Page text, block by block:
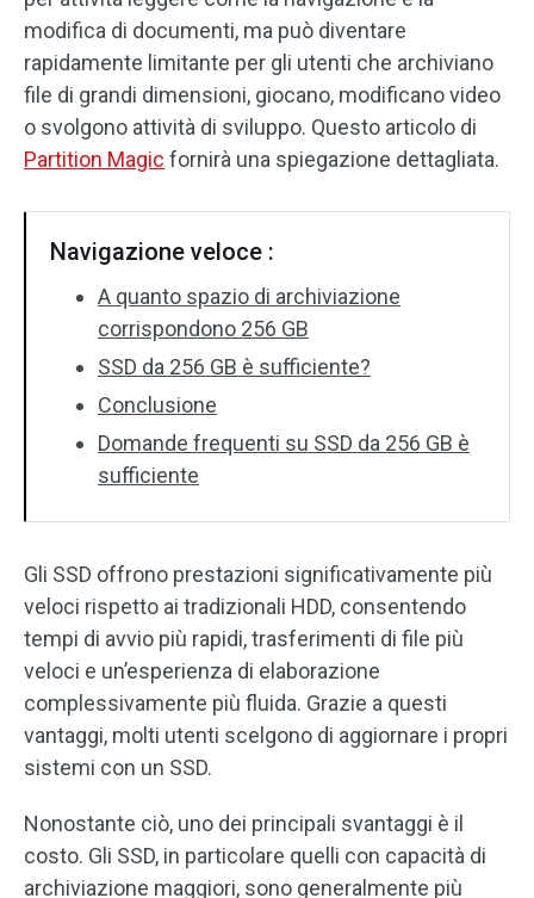
modifica di documenti, ma può diventare
rapidamente limitante per gli utenti che archiviano
file di grandi dimensioni, giocano, modificano video
o svolgono attività di sviluppo. Questo articolo di
Partition Magic fornirà una spiegazione dettagliata.
Navigazione veloce :
A quanto spazio di archiviazione
corrispondono 256 GB
SSD da 256 GB è sufficiente?
Conclusione
Domande frequenti su SSD da 256 GB è
sufficiente
Gli SSD offrono prestazioni significativamente più
veloci rispetto ai tradizionali HDD, consentendo
tempi di avvio più rapidi, trasferimenti di file più
veloci e un’esperienza di elaborazione
complessivamente più fluida. Grazie a questi
vantaggi, molti utenti scelgono di aggiornare i propri
sistemi con un SSD.
Nonostante ciò, uno dei principali svantaggi è il
costo. Gli SSD, in particolare quelli con capacità di
archiviazione maggiori, sono generalmente più